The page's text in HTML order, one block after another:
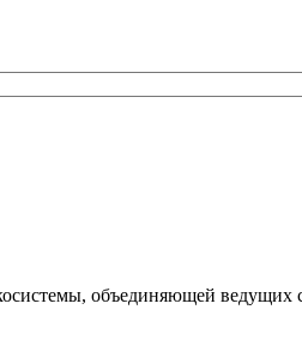
объединяющей ведущих